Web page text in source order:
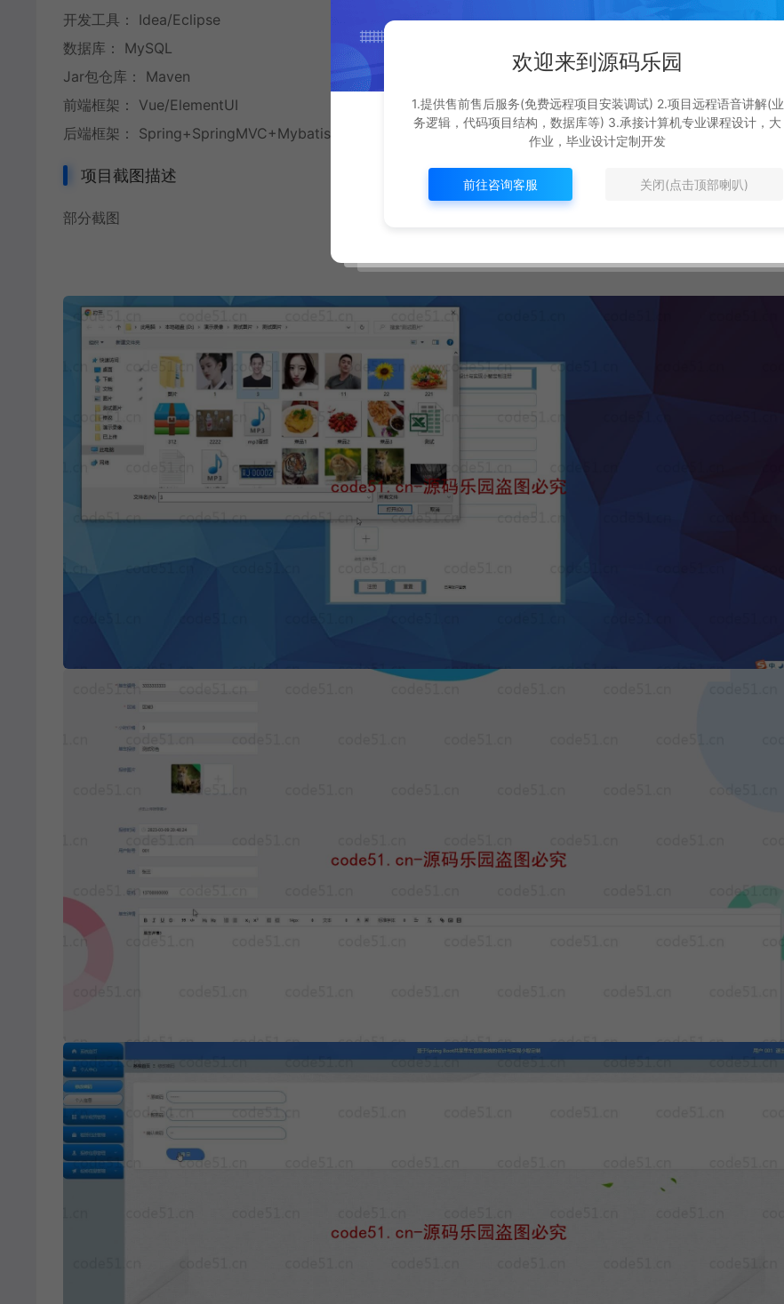
开发工具： Idea/Eclipse
数据库： MySQL
Jar包仓库： Maven
前端框架： Vue/ElementUI
后端框架： Spring+SpringMVC+Mybatis+SpringBoot
项目截图描述
部分截图
欢迎来到源码乐园
1.提供售前售后服务(免费远程项目安装调试) 2.项目远程语音讲解(业
务逻辑，代码项目结构，数据库等) 3.承接计算机专业课程设计，大
作业，毕业设计定制开发
前往咨询客服 关闭(点击顶部喇叭)